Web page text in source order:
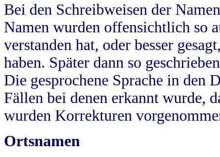
Bei den Schreibweisen der
Namen wurden offensichtlich so
verstanden hat, oder besser
haben. Später dann so
Die gesprochene Sprache in
Fällen bei denen erkannt wurde,
wurden Korrekturen
Ortsnamen